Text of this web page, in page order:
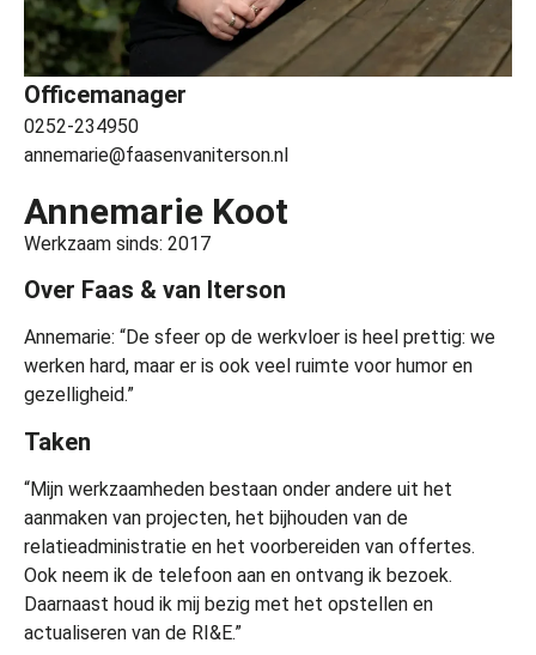
Officemanager
0252-234950
annemarie@faasenvaniterson.nl
Annemarie Koot
Werkzaam sinds: 2017
Over Faas & van Iterson
Annemarie: “De sfeer op de werkvloer is heel prettig: we
werken hard, maar er is ook veel ruimte voor humor en
gezelligheid.”
Taken
“Mijn werkzaamheden bestaan onder andere uit het
aanmaken van projecten, het bijhouden van de
relatieadministratie en het voorbereiden van offertes.
Ook neem ik de telefoon aan en ontvang ik bezoek.
Daarnaast houd ik mij bezig met het opstellen en
actualiseren van de RI&E.”